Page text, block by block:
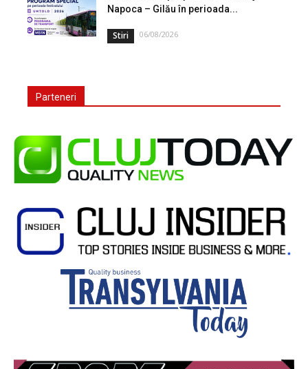
Napoca – Gilău în perioada...
Stiri 06/08/2026
Parteneri